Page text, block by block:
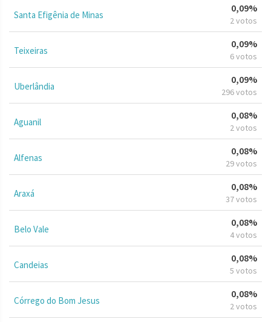
Santa Efigênia de Minas
0,09%
2 votos
Teixeiras
0,09%
6 votos
Uberlândia
0,09%
296 votos
Aguanil
0,08%
2 votos
Alfenas
0,08%
29 votos
Araxá
0,08%
37 votos
Belo Vale
0,08%
4 votos
Candeias
0,08%
5 votos
Córrego do Bom Jesus
0,08%
2 votos